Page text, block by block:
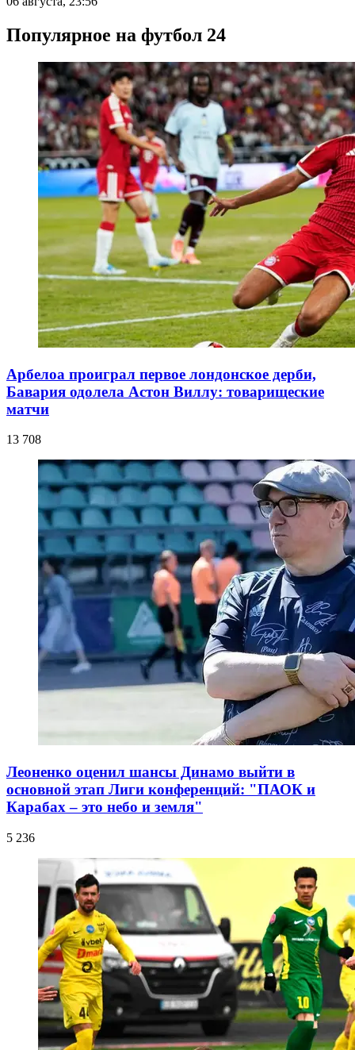
Популярное на футбол 24
Арбелоа проиграл первое лондонское дерби,
Бавария одолела Астон Виллу: товарищеские
матчи
13 708
Леоненко оценил шансы Динамо выйти в
основной этап Лиги конференций: "ПАОК и
Карабах – это небо и земля"
5 236